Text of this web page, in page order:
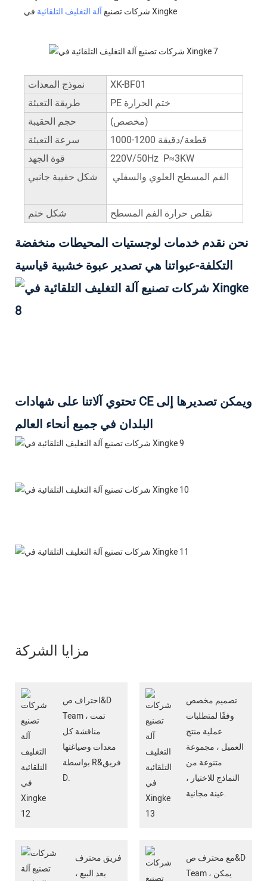
شركات تصنيعآلة التغليف التلقائية في Xingke
نموذج المعدات
XK-BF01
طريقة التعبئة
PE ختم الحرارة
حجم الحقيبة
(مخصص)
سرعة التعبئة
1000-1200 قطعة/دقيقة
220V/50Hz P≈3KW
شكل حقيبة جانبي
الفم المسطح العلوي والسفلي
شكل ختم تقلص حرارة الفم المسطح
نحن نقدم خدمات لوجستيات المحيطات منخفضة
التكلفة-عبواتنا هي تصدير عبوة خشبية قياسية
تحتوي آلاتنا على شهادات CE ويمكن تصديرها إلى
البلدان في جميع أنحاء العالم
مزايا الشركة
احتراف ص&D
Team ، تمت
مناقشة كل
معدات وصياغتها
بواسطة R&فريق
D.
تصميم مخصص
وفقًا لمتطلبات
عملية منتج
العميل ، مجموعة
متنوعة من
النماذج للاختيار ،
عينة مجانية.
فريق محترف
بعد البيع ،
مع محترف ص&D
Team ، يمكن